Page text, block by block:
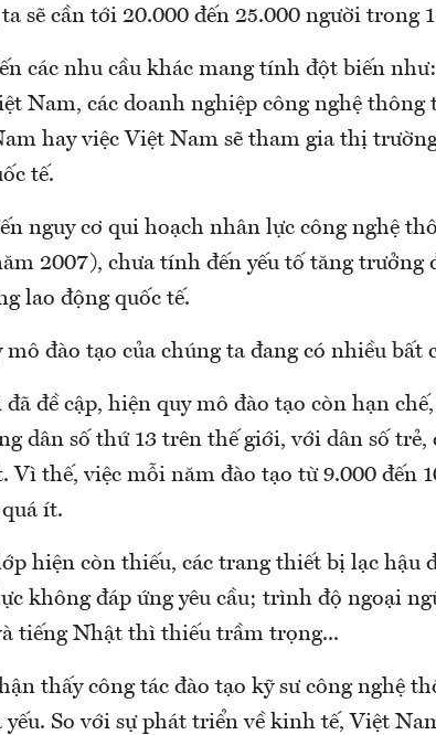
sẽ cần tới 20.000 đến 25.000 người trong
các nhu cầu khác mang tính đột biến
Nam, các doanh nghiệp công nghệ thông
hay việc Việt Nam sẽ tham gia thị
tế.
nguy cơ qui hoạch nhân lực công nghệ
2007), chưa tính đến yếu tố tăng trưởng
lao động quốc tế.
mô đào tạo của chúng ta đang có nhiều bất
đề cập, hiện quy mô đào tạo còn hạn
dân số thứ 13 trên thế giới, với dân số trẻ,
Vì thế, việc mỗi năm đào tạo từ 9.000 đến
ít.
hiện còn thiếu, các trang thiết bị lạc hậu
không đáp ứng yêu cầu; trình độ ngoại
tiếng Nhật thì thiếu trầm trọng...
thấy công tác đào tạo kỹ sư công nghệ
So với sự phát triển về kinh tế, Việt